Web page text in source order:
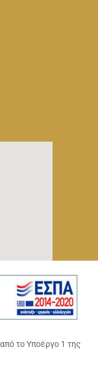
το Υποέργο 1 της